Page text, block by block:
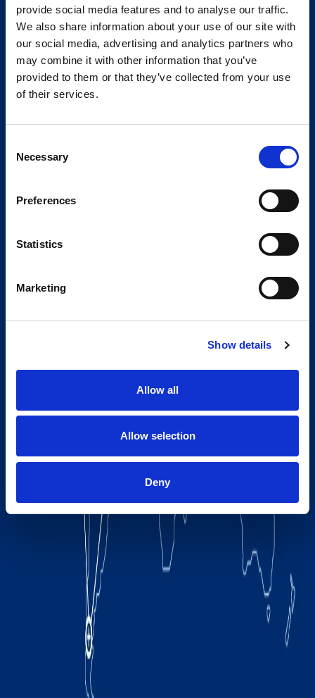
provide social media features and to analyse our traffic.
We also share information about your use of our site with
our social media, advertising and analytics partners who
may combine it with other information that you’ve
provided to them or that they’ve collected from your use
of their services.
Selection
Necessary
Preferences
Statistics
Marketing
Show details
Allow all
Allow selection
Deny